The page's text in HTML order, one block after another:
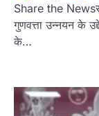
Share the
गुणवत्ता उन्नयन के
के…
2